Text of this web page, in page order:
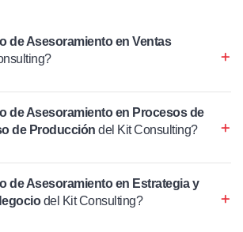
de Asesoramiento en Ventas
de Asesoramiento en Procesos de
de Producción del Kit Consulting?
de Asesoramiento en Estrategia y
del Kit Consulting?